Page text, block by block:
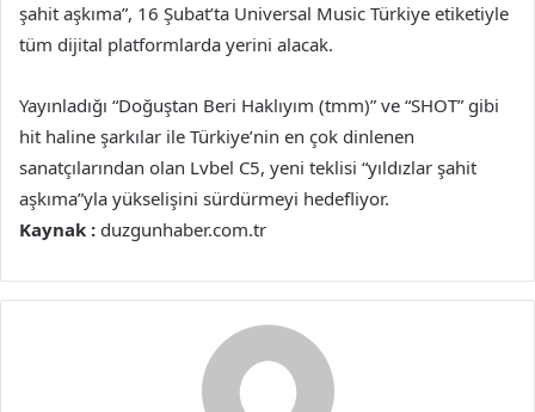
şahit aşkıma”, 16 Şubat’ta Universal Music Türkiye etiketiyle
tüm dijital platformlarda yerini alacak.
Yayınladığı “Doğuştan Beri Haklıyım (tmm)” ve “SHOT” gibi
hit haline şarkılar ile Türkiye’nin en çok dinlenen
sanatçılarından olan Lvbel C5, yeni teklisi “yıldızlar şahit
aşkıma”yla yükselişini sürdürmeyi hedefliyor.
Kaynak : duzgunhaber.com.tr